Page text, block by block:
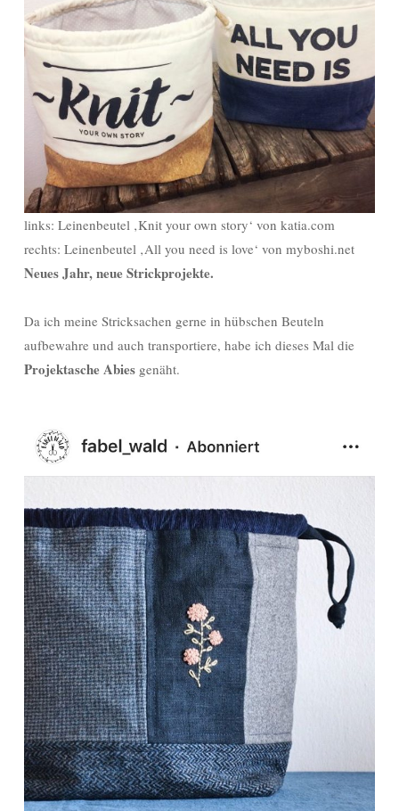
links: Leinenbeutel ‚Knit your own story‘ von katia.com
rechts: Leinenbeutel ‚All you need is love‘ von myboshi.net
Neues Jahr, neue Strickprojekte.
Da ich meine Stricksachen gerne in hübschen Beuteln
aufbewahre und auch transportiere, habe ich dieses Mal die
Projektasche Abies genäht.